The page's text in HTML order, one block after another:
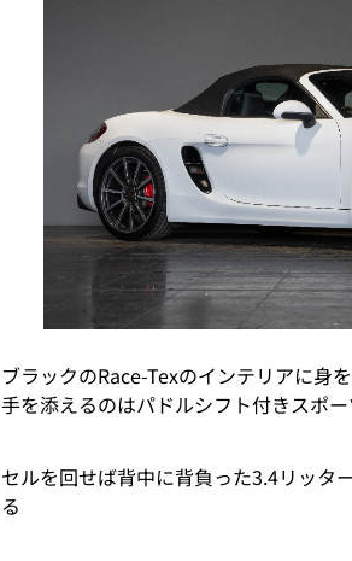
ブラックのRace-Texのインテリアに身を
手を添えるのはパドルシフト付きスポ
セルを回せば背中に背負った3.4リッタ
る